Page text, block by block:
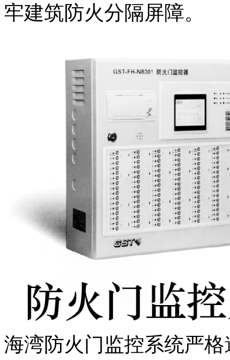
牢建筑防火分隔屏障。
海湾防火门监控系统严格